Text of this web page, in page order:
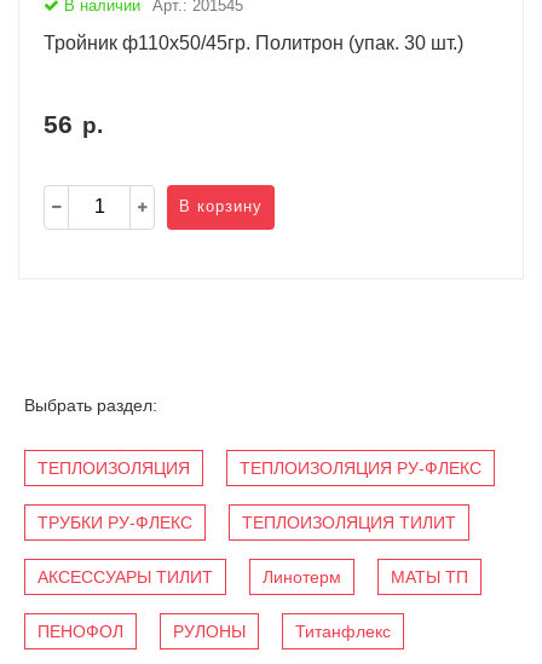
В наличии Арт.: 201545
Тройник ф110х50/45гр. Политрон (упак. 30 шт.)
56 р.
В корзину
Выбрать раздел:
ТЕПЛОИЗОЛЯЦИЯ ТЕПЛОИЗОЛЯЦИЯ РУ-ФЛЕКС
ТРУБКИ РУ-ФЛЕКС ТЕПЛОИЗОЛЯЦИЯ ТИЛИТ
АКСЕССУАРЫ ТИЛИТ Линотерм МАТЫ ТП
ПЕНОФОЛ РУЛОНЫ Титанфлекс